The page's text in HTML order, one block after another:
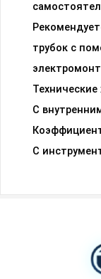
трубок с
Технические
С
С